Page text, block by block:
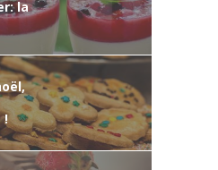
la
!